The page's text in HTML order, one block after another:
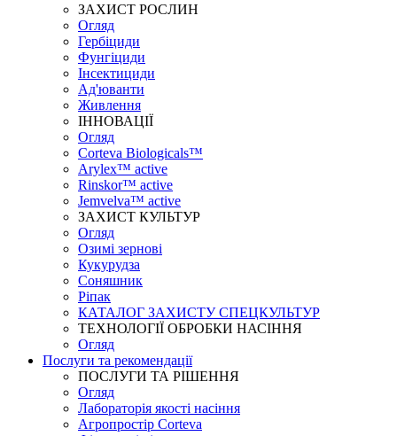
ЗАХИСТ РОСЛИН
Огляд
Гербіциди
Фунгіциди
Інсектициди
Ад'юванти
Живлення
ІННОВАЦІЇ
Огляд
Corteva Biologicals™
Arylex™ active
Rinskor™ active
Jemvelva™ active
ЗАХИСТ КУЛЬТУР
Огляд
Озимі зернові
Кукурудза
Соняшник
Ріпак
КАТАЛОГ ЗАХИСТУ СПЕЦКУЛЬТУР
ТЕХНОЛОГІЇ ОБРОБКИ НАСІННЯ
Огляд
Послуги та рекомендації
ПОСЛУГИ ТА РІШЕННЯ
Огляд
Лабораторія якості насіння
Агропростір Corteva